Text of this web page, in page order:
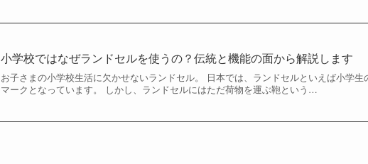
小学校ではなぜランドセルを使うの？伝統と機能の面から解説します
お子さまの小学校生活に欠かせないランドセル。 日本では、ランドセルといえば小学生
マークとなっています。 しかし、ランドセルにはただ荷物を運ぶ鞄という…